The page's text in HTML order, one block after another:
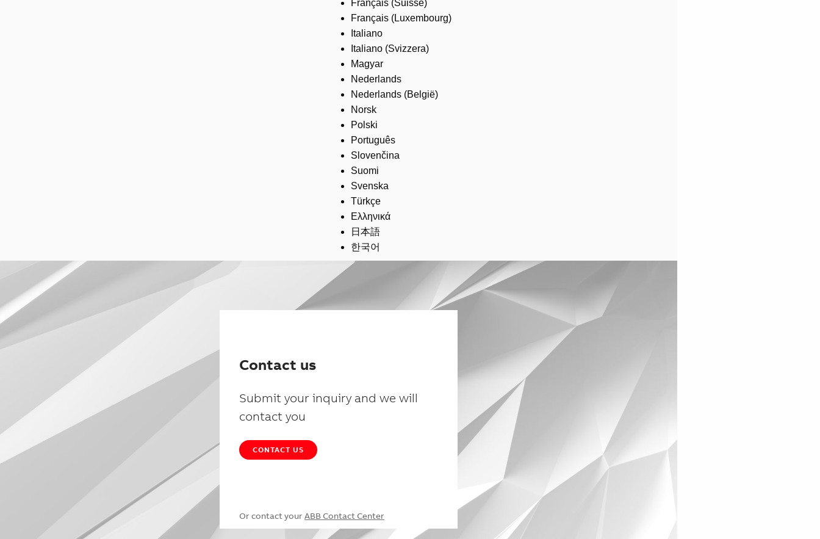
Français (Suisse)
Français (Luxembourg)
Italiano
Italiano (Svizzera)
Magyar
Nederlands
Nederlands (België)
Norsk
Polski
Português
Slovenčina
Suomi
Svenska
Türkçe
Ελληνικά
日本語
한국어
Contact us
Submit your inquiry and we will
contact you
CONTACT US
Or contact your ABB Contact Center